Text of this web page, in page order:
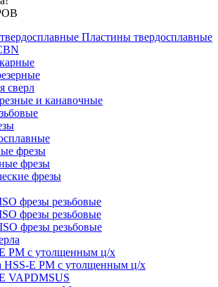
Пластины твердосплавные
сверл
и канавочные
фрезы
фрезы
фрезы
фрезы резьбовые
фрезы резьбовые
фрезы резьбовые
PM c утолщенным ц/х
HSS-E PM c утолщенным ц/х
VAPDMSUS